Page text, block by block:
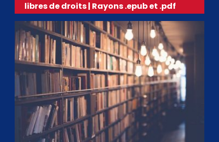
libres de droits | Rayons .epub et .pdf